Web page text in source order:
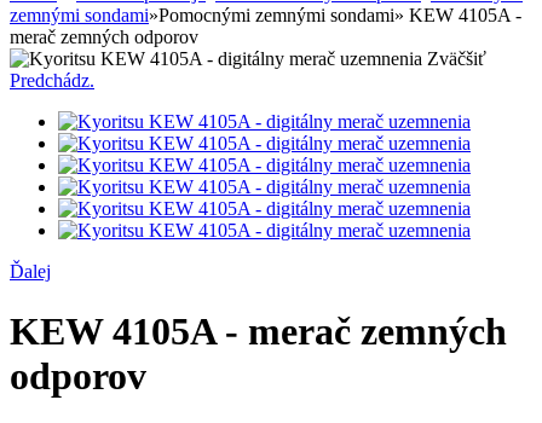
zemnými sondami»Pomocnými zemnými sondami» KEW 4105A -
merač zemných odporov
Zväčšiť
Predchádz.
Ďalej
KEW 4105A - merač zemných
odporov